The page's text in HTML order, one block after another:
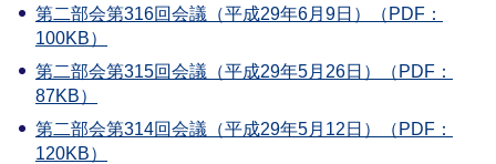
第二部会第316回会議（平成29年6月9日）（PDF：
100KB）
第二部会第315回会議（平成29年5月26日）（PDF：
87KB）
第二部会第314回会議（平成29年5月12日）（PDF：
120KB）